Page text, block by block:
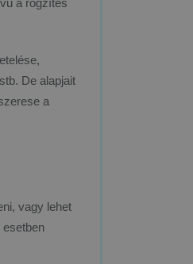
a rögzítés
De alapjait
a
vagy lehet